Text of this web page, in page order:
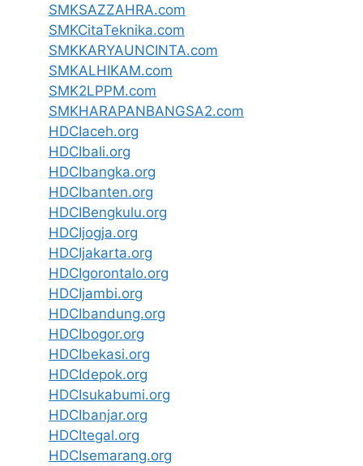
SMKSAZZAHRA.com
SMKCitaTeknika.com
SMKKARYAUNCINTA.com
SMKALHIKAM.com
SMK2LPPM.com
SMKHARAPANBANGSA2.com
HDCIaceh.org
HDCIbali.org
HDCIbangka.org
HDCIbanten.org
HDCIBengkulu.org
HDCIjogja.org
HDCIjakarta.org
HDCIgorontalo.org
HDCIjambi.org
HDCIbandung.org
HDCIbogor.org
HDCIbekasi.org
HDCIdepok.org
HDCIsukabumi.org
HDCIbanjar.org
HDCItegal.org
HDCIsemarang.org